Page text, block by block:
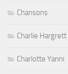
Chansons
Charlie Hargrett
Charlotte Yanni